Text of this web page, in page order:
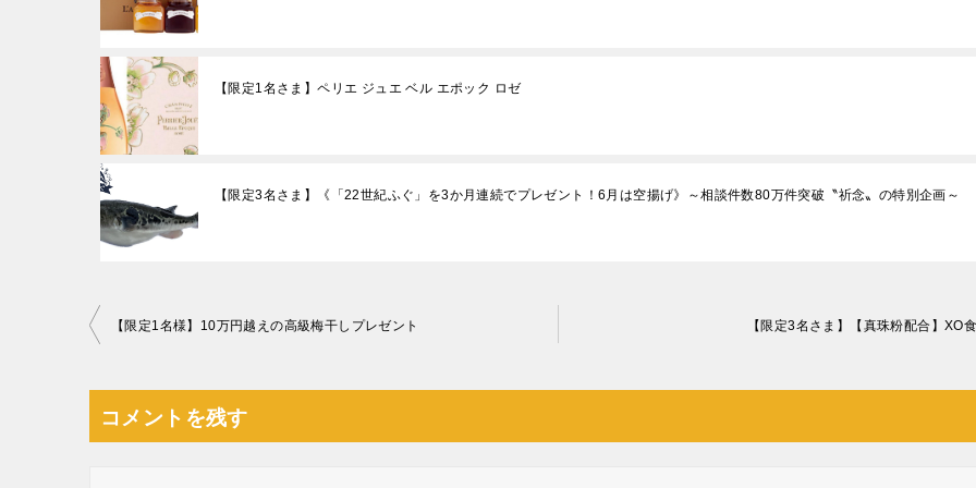
【限定1名さま】ペリエ ジュエ ベル エポック ロゼ
【限定3名さま】《「22世紀ふぐ」を3か月連続でプレゼント！6月は空揚げ》～相談件数80万件突破〝祈念〟の特別企画～
投
ナ
ビ
【限定1名様】10万円越えの高級梅干しプレゼント 【限定3名さま】【真珠粉配合】XO
コメントを残す